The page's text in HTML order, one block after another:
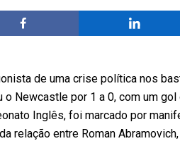
de uma crise política nos
o Newcastle por 1 a 0, com um
Inglês, foi marcado por
relação entre Roman